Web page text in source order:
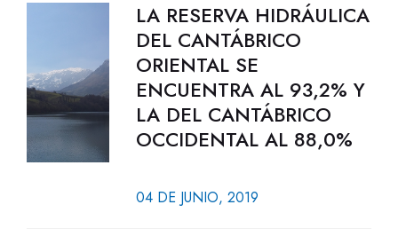
LA RESERVA HIDRÁULICA
DEL CANTÁBRICO
ORIENTAL SE
ENCUENTRA AL 93,2% Y
LA DEL CANTÁBRICO
OCCIDENTAL AL 88,0%
04 DE JUNIO, 2019